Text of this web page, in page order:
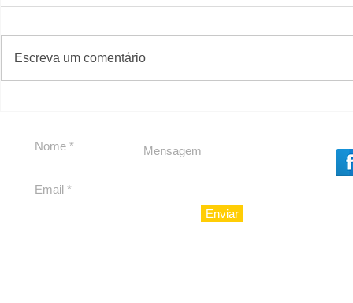
Escreva um comentário
#Sugestões
Enviar